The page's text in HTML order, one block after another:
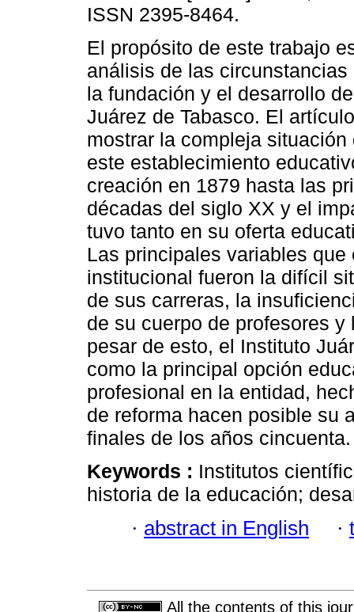
ISSN 2395-8464.
El propósito de este trabajo
análisis de las circunstancias
la fundación y el desarrollo
Juárez de Tabasco. El
mostrar la compleja situación
este establecimiento
creación en 1879 hasta las
décadas del siglo XX y el
tuvo tanto en su oferta
Las principales variables
institucional fueron la difícil
de sus carreras, la
de su cuerpo de profesores
pesar de esto, el Instituto
como la principal opción
profesional en la entidad,
de reforma hacen posible su
finales de los años cincuenta.
Keywords : Institutos
historia de la educación;
· abstract in English ·
All the contents of this